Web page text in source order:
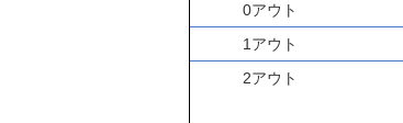
0アウト
1アウト
2アウト